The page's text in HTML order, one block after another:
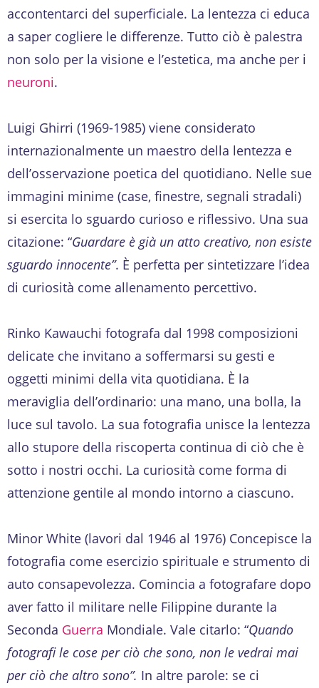
accontentarci del superficiale. La lentezza ci educa
a saper cogliere le differenze. Tutto ciò è palestra
non solo per la visione e l’estetica, ma anche per i
neuroni.
Luigi Ghirri (1969-1985) viene considerato
internazionalmente un maestro della lentezza e
dell’osservazione poetica del quotidiano. Nelle sue
immagini minime (case, finestre, segnali stradali)
si esercita lo sguardo curioso e riflessivo. Una sua
citazione: “Guardare è già un atto creativo, non esiste
sguardo innocente”. È perfetta per sintetizzare l’idea
di curiosità come allenamento percettivo.
Rinko Kawauchi fotografa dal 1998 composizioni
delicate che invitano a soffermarsi su gesti e
oggetti minimi della vita quotidiana. È la
meraviglia dell’ordinario: una mano, una bolla, la
luce sul tavolo. La sua fotografia unisce la lentezza
allo stupore della riscoperta continua di ciò che è
sotto i nostri occhi. La curiosità come forma di
attenzione gentile al mondo intorno a ciascuno.
Minor White (lavori dal 1946 al 1976) Concepisce la
fotografia come esercizio spirituale e strumento di
auto consapevolezza. Comincia a fotografare dopo
aver fatto il militare nelle Filippine durante la
Seconda Guerra Mondiale. Vale citarlo: “Quando
fotografi le cose per ciò che sono, non le vedrai mai
per ciò che altro sono”. In altre parole: se ci